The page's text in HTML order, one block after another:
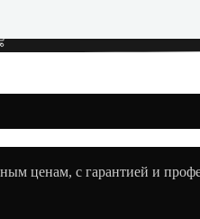
ценам, с гарантией и